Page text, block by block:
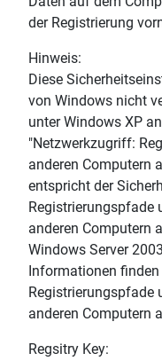
der Registrierung
Hinweis:
Diese
von Windows nicht
unter Windows XP
"Netzwerkzugriff:
anderen Computern
entspricht der
Registrierungspfade
anderen Computern
Windows Server
Informationen
Registrierungspfade
anderen Computern
Regsitry Key: